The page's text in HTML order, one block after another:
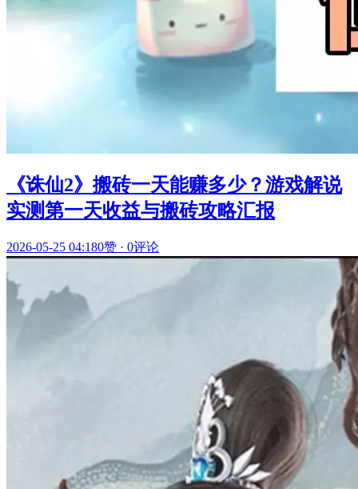
《诛仙2》搬砖一天能赚多少？游戏解说
实测第一天收益与搬砖攻略汇报
2026-05-25 04:180赞 · 0评论